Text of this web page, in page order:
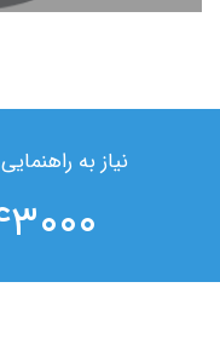
نیاز به